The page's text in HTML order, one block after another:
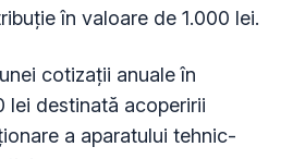
în valoare de 1.000 lei.
cotizaţii anuale în
lei destinată acoperirii
a aparatului tehnic-